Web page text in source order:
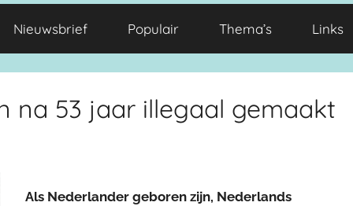
Nieuwsbrief Populair Thema’s Links
na 53 jaar illegaal gemaakt
Als Nederlander geboren zijn, Nederlands